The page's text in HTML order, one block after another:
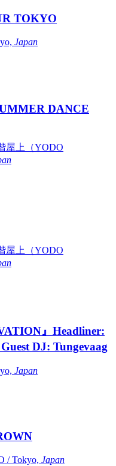
TOKYO
Japan
DANCE
屋上（YODO
屋上（YODO
』Headliner:
DJ: Tungevaag
Japan
/ Tokyo, Japan